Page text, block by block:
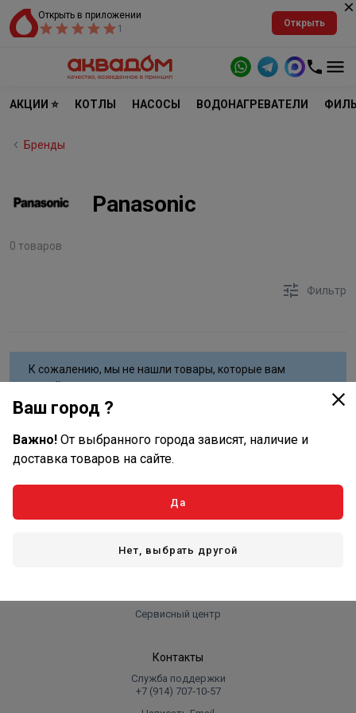
Открыть в приложении
1
Открыть
АКЦИИ ⭐ КОТЛЫ НАСОСЫ ВОДОНАГРЕВАТЕЛИ
Бренды
Panasonic
0 товаров
Фильтр
К сожалению, мы не нашли товары, которые вам
подойдут.
Попробуйте изменить критерии поиска
Оплата и доставка
Оплата
Сервисный центр
Контакты
Служба поддержки
+7 (914) 707‑10‑57
Ваш город ?
Важно! От выбранного города зависят, наличие и
доставка товаров на сайте.
Да
Нет, выбрать другой